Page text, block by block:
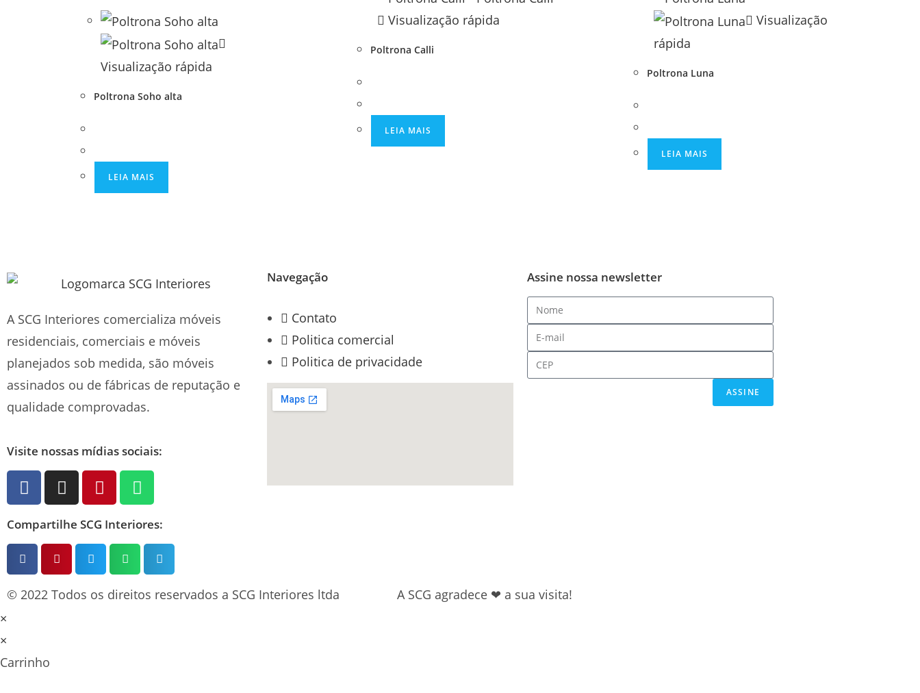
Visualização rápida
Poltrona Soho alta
LEIA MAIS
Visualização rápida
Poltrona Calli
LEIA MAIS
Visualização
rápida
Poltrona Luna
LEIA MAIS
A SCG Interiores comercializa móveis
residenciais, comerciais e móveis
planejados sob medida, são móveis
assinados ou de fábricas de reputação e
qualidade comprovadas.
Visite nossas mídias sociais:
Compartilhe SCG Interiores:
Navegação
Contato
Politica comercial
Politica de privacidade
Assine nossa newsletter
ASSINE
© 2022 Todos os direitos reservados a SCG Interiores ltda
A SCG agradece ❤ a sua visita!
×
×
Carrinho